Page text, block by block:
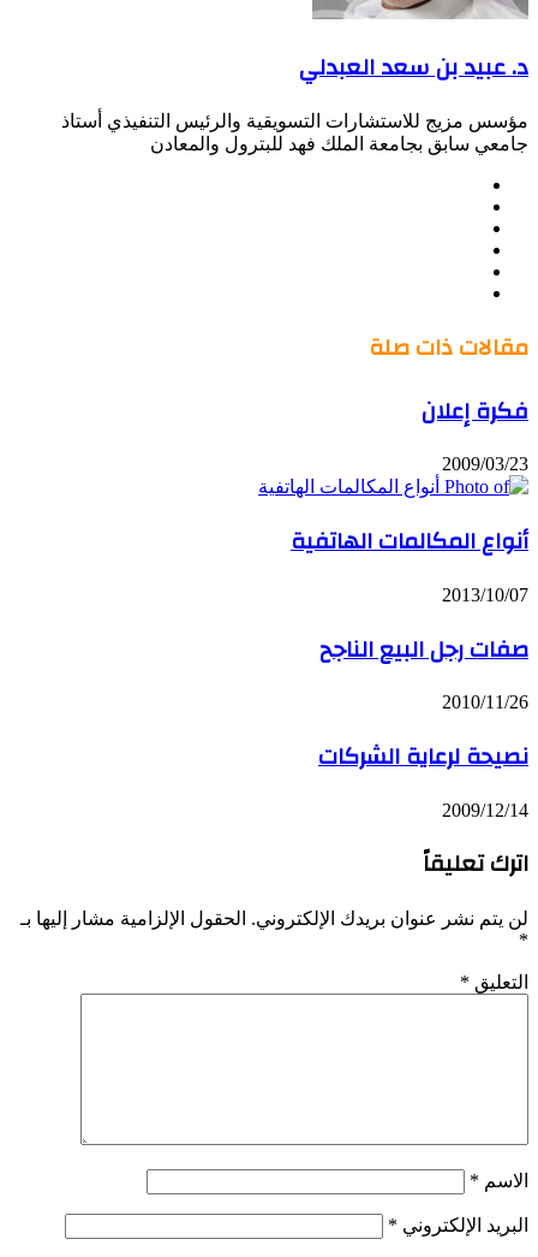
د. عبيد بن سعد العبدلي
مؤسس مزيج للاستشارات التسويقية والرئيس التنفيذي أستاذ
جامعي سابق بجامعة الملك فهد للبترول والمعادن
مقالات ذات صلة
فكرة إعلان
2009/03/23
أنواع المكالمات الهاتفية
2013/10/07
صفات رجل البيع الناجح
2010/11/26
نصيحة لرعاية الشركات
2009/12/14
اترك تعليقاً
لن يتم نشر عنوان بريدك الإلكتروني. الحقول الإلزامية مشار إليها بـ
*
التعليق *
الاسم *
البريد الإلكتروني *